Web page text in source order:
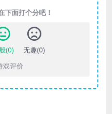
下面打个分吧！
(0) 无趣(0)
戏评价